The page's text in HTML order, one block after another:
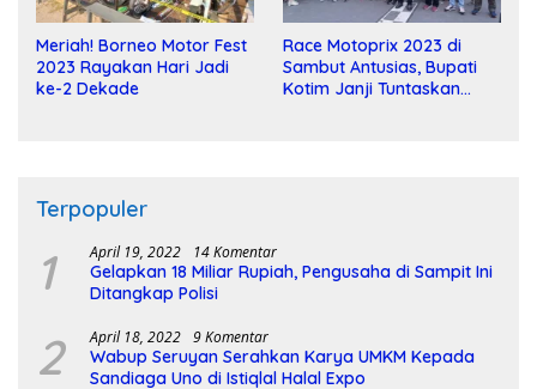
Meriah! Borneo Motor Fest
2023 Rayakan Hari Jadi
ke-2 Dekade
Race Motoprix 2023 di
Sambut Antusias, Bupati
Kotim Janji Tuntaskan
Terpopuler
1 April 19, 2022 14 Komentar
Gelapkan 18 Miliar Rupiah, Pengusaha di Sampit Ini
Ditangkap Polisi
2 April 18, 2022 9 Komentar
Wabup Seruyan Serahkan Karya UMKM Kepada
Sandiaga Uno di Istiqlal Halal Expo